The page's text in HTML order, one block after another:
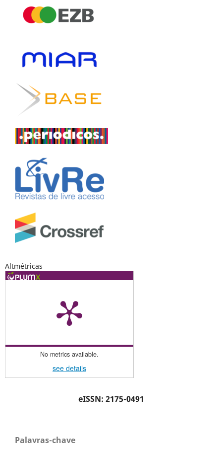
Altmétricas
No metrics available.
see details
eISSN: 2175-0491
Palavras-chave